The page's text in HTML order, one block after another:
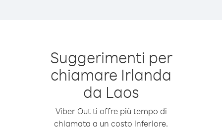
Suggerimenti per
chiamare Irlanda
da Laos
Viber Out ti offre più tempo di
chiamata a un costo inferiore.